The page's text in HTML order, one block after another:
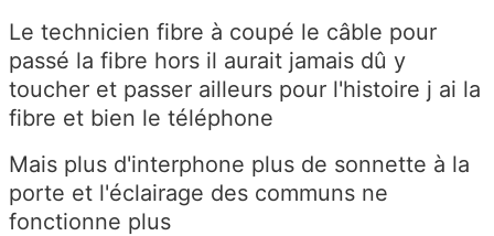
Le technicien fibre à coupé le câble pour
passé la fibre hors il aurait jamais dû y
toucher et passer ailleurs pour l'histoire j ai la
fibre et bien le téléphone
Mais plus d'interphone plus de sonnette à la
porte et l'éclairage des communs ne
fonctionne plus